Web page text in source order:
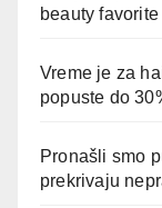
beauty
Vreme je za
popuste do
Pronašli smo
prekrivaju